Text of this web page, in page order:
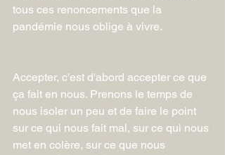
tous ces renoncements que la
pandémie nous oblige à vivre.
Accepter, c'est d'abord accepter ce que
ça fait en nous. Prenons le temps de
nous isoler un peu et de faire le point
sur ce qui nous fait mal, sur ce qui nous
met en colère, sur ce que nous